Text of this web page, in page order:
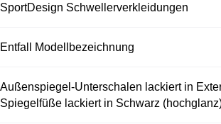
SportDesign Schwellerverkleidungen
Entfall Modellbezeichnung
Außenspiegel-Unterschalen lackiert in
Spiegelfüße lackiert in Schwarz